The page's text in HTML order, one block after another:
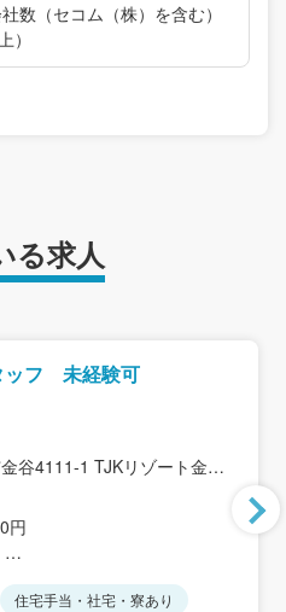
数（セコム（株）を含む）
）
る求人
ッフ 未経験可
谷4111-1 TJKリゾート金谷
歩20分
）
円
住宅手当・社宅・寮あり